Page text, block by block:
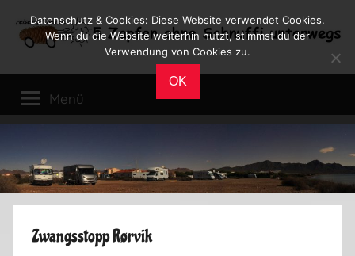
Inhalt
Reiseblog
Leben
im
Menü
Zwangsstopp Rørvik
Datenschutz & Cookies: Diese Website verwendet Cookies.
Wenn du die Website weiterhin nutzt, stimmst du der
Verwendung von Cookies zu.
OK